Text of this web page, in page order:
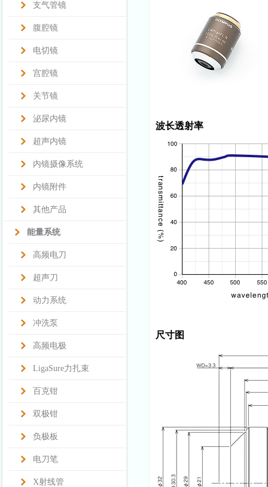
支气管镜
腹腔镜
电切镜
宫腔镜
关节镜
泌尿内镜
超声内镜
内镜摄像系统
内镜附件
其他产品
能量系统
高频电刀
超声刀
动力系统
冲洗泵
高频电极
LigaSure力扎束
百克钳
双极钳
负极板
电刀笔
X射线管
波长透射率
尺寸图